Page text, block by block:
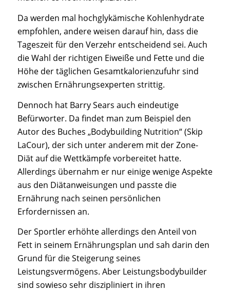
Da werden mal hochglykämische Kohlenhydrate
empfohlen, andere weisen darauf hin, dass die
Tageszeit für den Verzehr entscheidend sei. Auch
die Wahl der richtigen Eiweiße und Fette und die
Höhe der täglichen Gesamtkalorienzufuhr sind
zwischen Ernährungsexperten strittig.
Dennoch hat Barry Sears auch eindeutige
Befürworter. Da findet man zum Beispiel den
Autor des Buches „Bodybuilding Nutrition“ (Skip
LaCour), der sich unter anderem mit der Zone-
Diät auf die Wettkämpfe vorbereitet hatte.
Allerdings übernahm er nur einige wenige Aspekte
aus den Diätanweisungen und passte die
Ernährung nach seinen persönlichen
Erfordernissen an.
Der Sportler erhöhte allerdings den Anteil von
Fett in seinem Ernährungsplan und sah darin den
Grund für die Steigerung seines
Leistungsvermögens. Aber Leistungsbodybuilder
sind sowieso sehr diszipliniert in ihren